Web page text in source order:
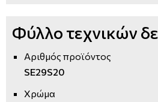
Φύλλο τεχνικών
Αριθμός προϊόντος
SE29S20
Χρώμα